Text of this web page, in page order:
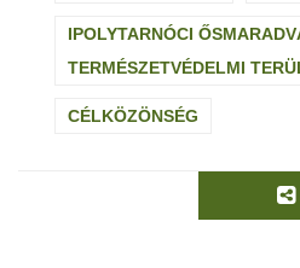
IPOLYTARNÓCI
TERMÉSZETVÉDELMI
CÉLKÖZÖNSÉG